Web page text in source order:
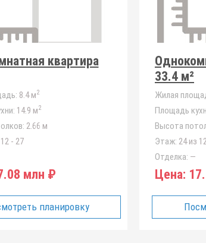
квартира
8.4 м2
14.9 м2
2.66 м
- 27
млн ₽
планировку
33.4 м²
Жилая
Площадь
Высота
Этаж: 24 из
Отделка: —
Цена: